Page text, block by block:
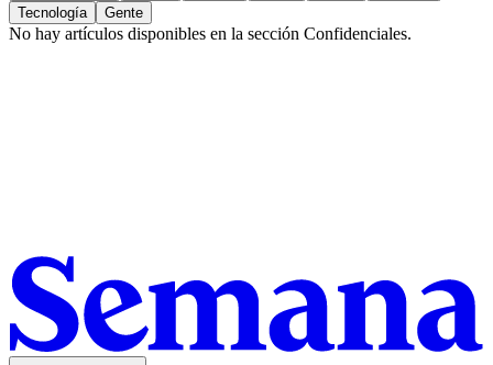
Tecnología
Gente
No hay artículos disponibles en la sección Confidenciales.